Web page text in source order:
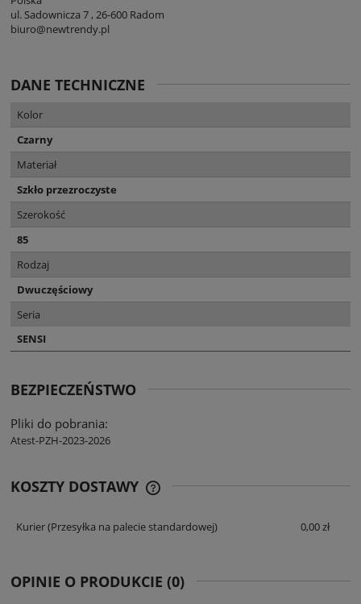
ul. Sadownicza 7 , 26-600 Radom
biuro@newtrendy.pl
DANE TECHNICZNE
Kolor
Czarny
Materiał
Szkło przezroczyste
Szerokość
85
Rodzaj
Dwuczęściowy
Seria
SENSI
BEZPIECZEŃSTWO
Pliki do pobrania:
Atest-PZH-2023-2026
KOSZTY DOSTAWY
Kurier(Przesyłka na palecie standardowej) 0,00 zł
OPINIE O PRODUKCIE (0)